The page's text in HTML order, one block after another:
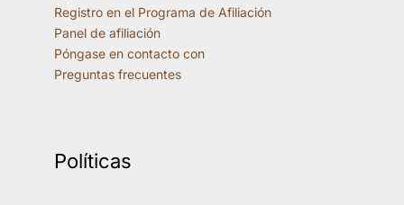
Registro en el Programa de Afiliación
Panel de afiliación
Póngase en contacto con
Preguntas frecuentes
Políticas